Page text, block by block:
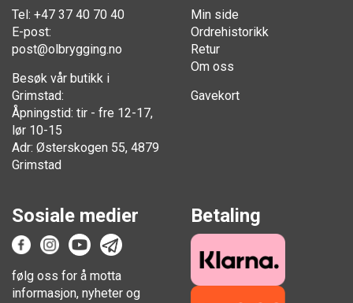
Tel: +47 37 40 70 40
E-post:
post@olbrygging.no
Besøk vår butikk i
Grimstad:
Åpningstid: tir - fre 12-17,
lør 10-15
Adr: Østerskogen 55, 4879
Grimstad
Min side
Ordrehistorikk
Retur
Om oss
Gavekort
Sosiale medier
følg oss for å motta
informasjon, nyheter og
Betaling